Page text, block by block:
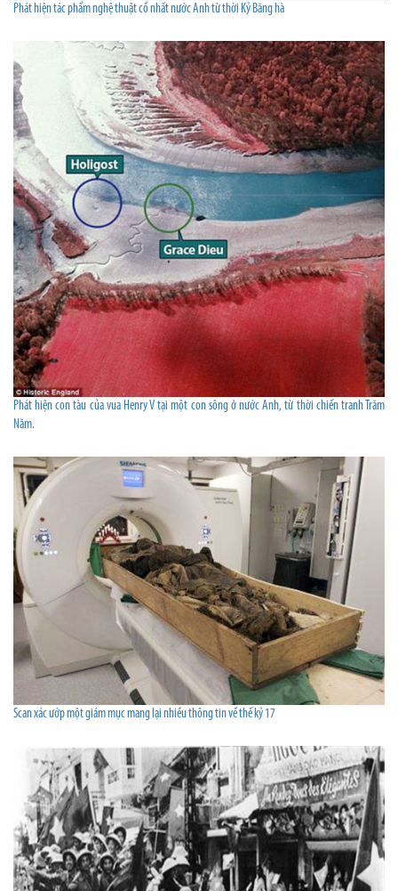
Phát hiện tác phẩm nghệ thuật cổ nhất nước Anh từ thời Kỷ Băng hà
Phát hiện con tàu của vua Henry V tại một con sông ở nước Anh, từ thời chiến tranh Trăm
Năm.
Scan xác ướp một giám mục mang lại nhiều thông tin về thế kỷ 17